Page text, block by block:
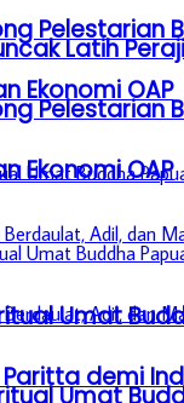
Pelestarian
Ekonomi OAP
Umat
demi
Latih
Pelestarian
Ekonomi OAP
Umat